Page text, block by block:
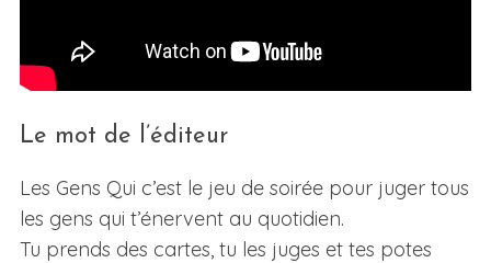
Le mot de l’éditeur
Les Gens Qui c’est le jeu de soirée pour juger tous
les gens qui t’énervent au quotidien.
Tu prends des cartes, tu les juges et tes potes